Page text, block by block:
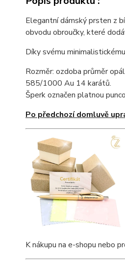
Elegantní dámský prsten z
obvodu obroučky, které
Díky svému
Rozměr: ozdoba průměr
585/1000 Au 14 karátů.
Šperk označen platnou
Po předchozí domluvě
K nákupu na e-shopu nebo